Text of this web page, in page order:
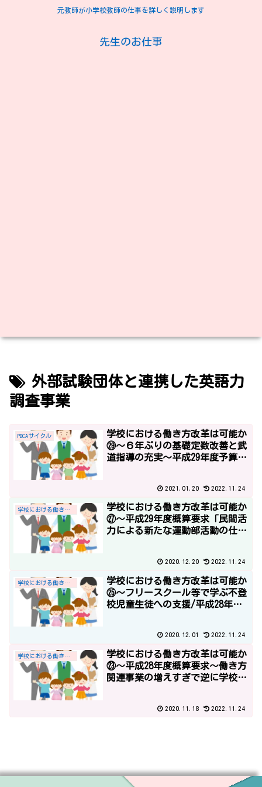
元教師が小学校教師の仕事を詳しく説明します
先生のお仕事
外部試験団体と連携した英語力
調査事業
PDCAサイクル
学校における働き方改革は可能か
㉙～６年ぶりの基礎定数改善と武
道指導の充実～平成29年度予算2
2021.01.20 2022.11.24
学校における働き方改革
学校における働き方改革は可能か
㉗～平成29年度概算要求「民間活
力による新たな運動部活動の仕組
の改善計画」～2020.12.20 2022.11.24
学校における働き方改革
学校における働き方改革は可能か
㉕～フリースクール等で学ぶ不登
校児童生徒への支援/平成28年度
2020.12.01 2022.11.24
学校における働き方改革
学校における働き方改革は可能か
㉓～平成28年度概算要求～働き方
関連事業の増えすぎで逆に学校の
2020.11.18 2022.11.24